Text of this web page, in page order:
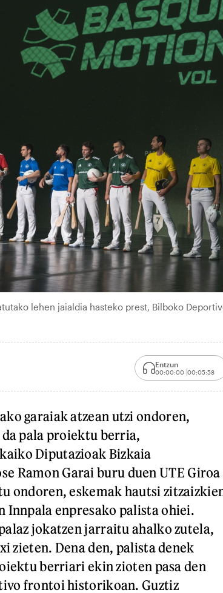
lehen jaialdia hasteko prest, Bilboko
Entzun
00:00:00 00:05:58
garaiak atzean utzi ondoren,
pala proiektu berria,
Diputazioak Bizkaia
Ramon Garai buru duen UTE Giroa
ondoren, eskemak hautsi
Innpala enpresako palista ohiei.
jokatzen jarraitu ahalko zutela,
zieten. Dena den, palista denek
berriari ekin zioten pasa den
frontoi historikoan. Guztiz